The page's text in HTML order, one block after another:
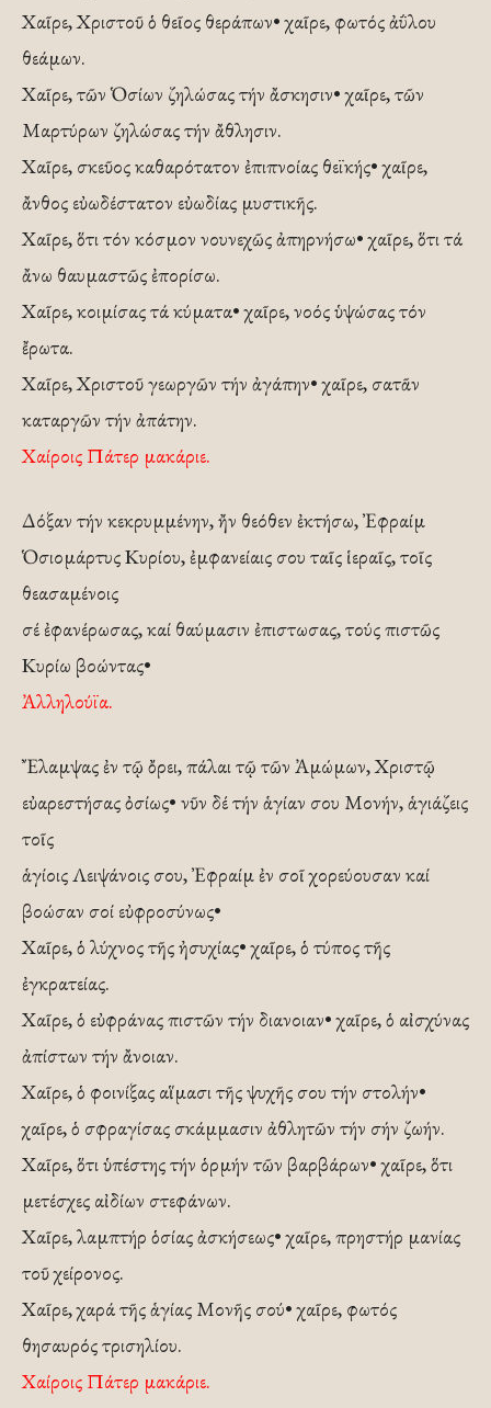
Χαῖρε, Χριστοῦ ὁ θεῖος θεράπων• χαῖρε, φωτός ἀΰλου
θεάμων.
Χαῖρε, τῶν Ὁσίων ζηλώσας τήν ἄσκησιν• χαῖρε, τῶν
Μαρτύρων ζηλώσας τήν ἄθλησιν.
Χαῖρε, σκεῦος καθαρότατον ἐπιπνοίας θεϊκής• χαῖρε,
ἄνθος εὐωδέστατον εὐωδίας μυστικῆς.
Χαῖρε, ὅτι τόν κόσμον νουνεχῶς ἀπηρνήσω• χαῖρε, ὅτι τά
ἄνω θαυμαστῶς ἐπορίσω.
Χαῖρε, κοιμίσας τά κύματα• χαῖρε, νοός ὑψώσας τόν
ἔρωτα.
Χαῖρε, Χριστοῦ γεωργῶν τήν ἀγάπην• χαῖρε, σατᾶν
καταργῶν τήν ἀπάτην.
Χαίροις Πάτερ μακάριε.
Δόξαν τήν κεκρυμμένην, ἤν θεόθεν ἐκτήσω, Ἐφραίμ
Ὁσιομάρτυς Κυρίου, ἐμφανείαις σου ταῖς ἱεραῖς, τοῖς
θεασαμένοις
σέ ἐφανέρωσας, καί θαύμασιν ἐπιστωσας, τούς πιστῶς
Κυρίω βοώντας•
Ἀλληλούϊα.
Ἔλαμψας ἐν τῷ ὄρει, πάλαι τῷ τῶν Ἀμώμων, Χριστῷ
εὐαρεστήσας ὀσίως• νῦν δέ τήν ἁγίαν σου Μονήν, ἁγιάζεις
τοῖς
ἁγίοις Λειψάνοις σου, Ἐφραίμ ἐν σοῖ χορεύουσαν καί
βοώσαν σοί εὐφροσύνως•
Χαῖρε, ὁ λύχνος τῆς ἠσυχίας• χαῖρε, ὁ τύπος τῆς
ἐγκρατείας.
Χαῖρε, ὁ εὐφράνας πιστῶν τήν διανοιαν• χαῖρε, ὁ αἰσχύνας
ἀπίστων τήν ἄνοιαν.
Χαῖρε, ὁ φοινίξας αἵμασι τῆς ψυχῆς σου τήν στολήν•
χαῖρε, ὁ σφραγίσας σκάμμασιν ἀθλητῶν τήν σήν ζωήν.
Χαῖρε, ὅτι ὑπέστης τήν ὁρμήν τῶν βαρβάρων• χαῖρε, ὅτι
μετέσχες αἰδίων στεφάνων.
Χαῖρε, λαμπτήρ ὁσίας ἀσκήσεως• χαῖρε, πρηστήρ μανίας
τοῦ χείρονος.
Χαῖρε, χαρά τῆς ἁγίας Μονῆς σού• χαῖρε, φωτός
θησαυρός τρισηλίου.
Χαίροις Πάτερ μακάριε.